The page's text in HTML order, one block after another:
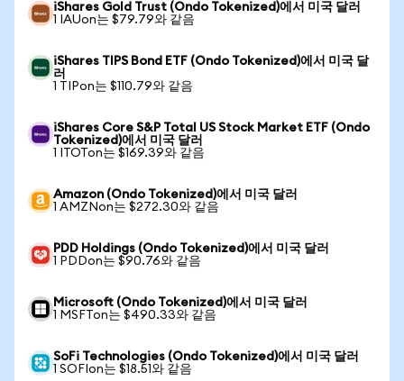
iShares Gold Trust (Ondo Tokenized)에서 미국 달러
1 IAUon는 $79.79와 같음
iShares TIPS Bond ETF (Ondo Tokenized)에서 미국 달
러
1 TIPon는 $110.79와 같음
iShares Core S&P Total US Stock Market ETF (Ondo
Tokenized)에서 미국 달러
1 ITOTon는 $169.39와 같음
Amazon (Ondo Tokenized)에서 미국 달러
1 AMZNon는 $272.30와 같음
PDD Holdings (Ondo Tokenized)에서 미국 달러
1 PDDon는 $90.76와 같음
Microsoft (Ondo Tokenized)에서 미국 달러
1 MSFTon는 $490.33와 같음
SoFi Technologies (Ondo Tokenized)에서 미국 달러
1 SOFIon는 $18.51와 같음